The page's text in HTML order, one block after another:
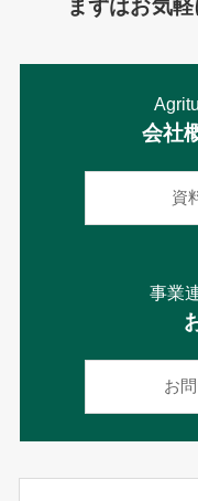
まずはお気
会社
資
事業
お